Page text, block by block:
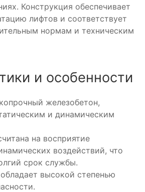
Конструкция обеспечивает
лифтов и соответствует
нормам и техническим
и особенности
железобетон,
и динамическим
на восприятие
воздействий, что
срок службы.
высокой степенью